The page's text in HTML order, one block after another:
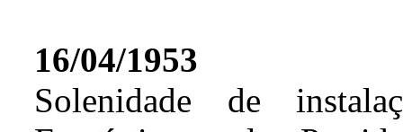
16/04/1953
Solenidade de